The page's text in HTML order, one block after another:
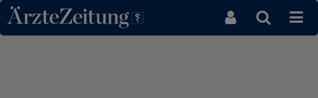
Direkt zum Inhaltsbereich